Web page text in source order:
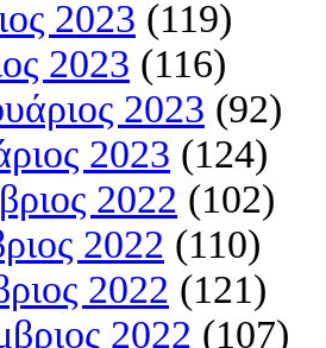
2023 (119)
2023 (116)
2023 (92)
2023 (124)
2022 (102)
2022 (110)
2022 (121)
2022 (107)